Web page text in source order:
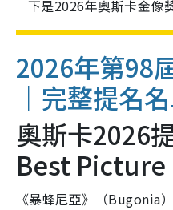
下是2026年奧斯卡金像
2026年第98
｜完整提名
奧斯卡2026
Best Picture
《暴蜂尼亞》（Bugonia）